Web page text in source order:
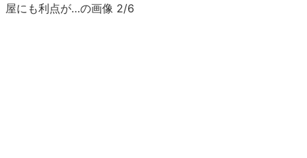
屋にも利点が…の画像 2/6